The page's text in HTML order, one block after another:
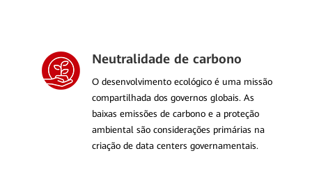
Neutralidade de carbono
O desenvolvimento ecológico é uma missão
compartilhada dos governos globais. As
baixas emissões de carbono e a proteção
ambiental são considerações primárias na
criação de data centers governamentais.